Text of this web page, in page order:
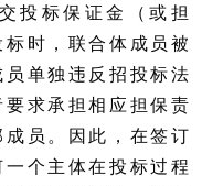
投标保证金（或担
时，联合体成员被
单独违反招投标法
求承担相应担保责
员。因此，在签订
个主体在投标过程